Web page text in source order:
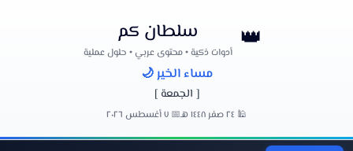
👑 سلطان كم
أدوات ذكية • محتوى عربي • حلول عملية
مساء الخير 🌙
[ الجمعة ]
🕌 ٢٤ صفر ١٤٤٨ هـ 📅 ٧ أغسطس ٢٠٢٦